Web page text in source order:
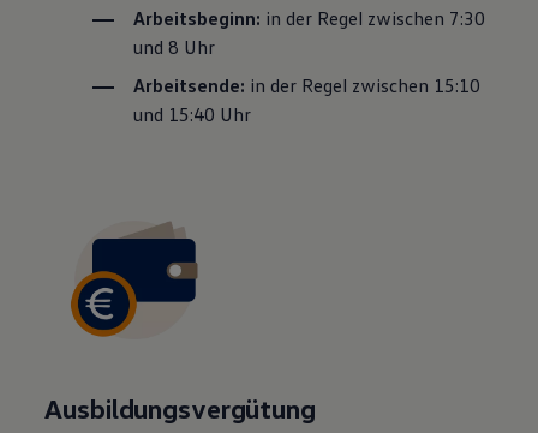
Arbeitsbeginn: in der Regel zwischen 7:30
und 8 Uhr
Arbeitsende: in der Regel zwischen 15:10
und 15:40 Uhr
Ausbildungsvergütung